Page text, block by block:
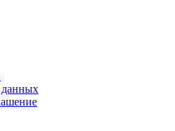
данных